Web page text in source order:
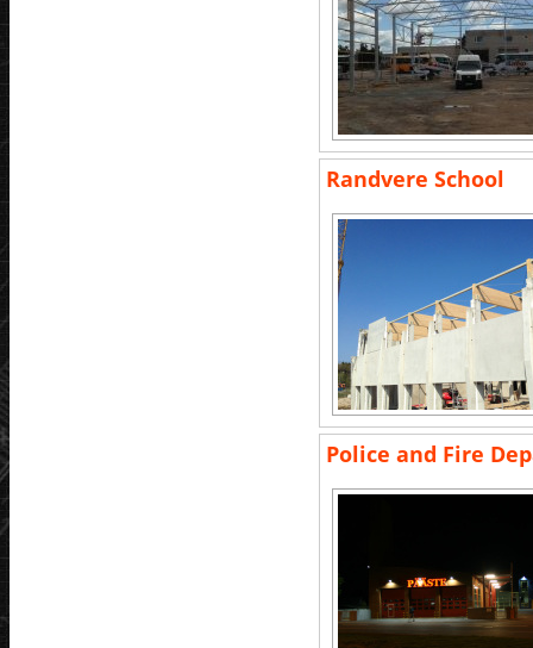
Randvere School
Police and Fire